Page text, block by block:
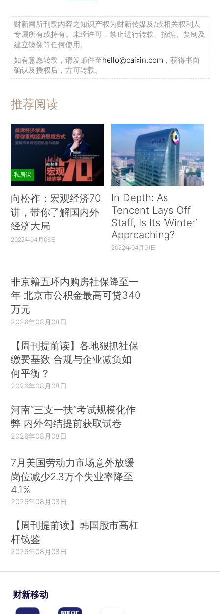
财新网所刊载内容之知识产权为财新传媒及/或相关权利人
专属所有或持有。未经许可，禁止进行转载、摘编、复制及
建立镜像等任何使用。
如有意愿转载，请发邮件至hello@caixin.com ，获得书面
确认及授权后，方可转载。
推荐阅读
私房课
向松祚：宏观经济70
讲，带你了解国内外
经济大局
2022年04月06日
In Depth: As
Tencent Lays Off
Staff, Is Its ‘Winter’
Approaching?
2022年04月01日
非京籍五环内购房社保降至一
年 北京市公积金最高可贷340
万元
2026年08月08日
【周刊提前读】各地狠抓社保
缴费基数 合规与企业减负如
何平衡？
2026年08月08日
河南“三支一扶”考试规模化作
弊 内外勾结提前获取试卷
2026年08月08日
7月美国劳动力市场意外放缓
岗位减少2.3万个失业率降至
4.1%
2026年08月08日
【周刊提前读】韩国股市高杠
杆镜鉴
2026年08月08日
财新移动